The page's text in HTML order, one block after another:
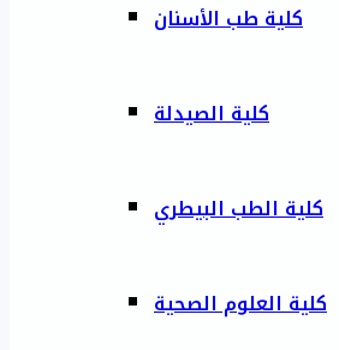
كلية طب الأسنان
كلية الصيدلة
كلية الطب البيطري
كلية العلوم الصحية